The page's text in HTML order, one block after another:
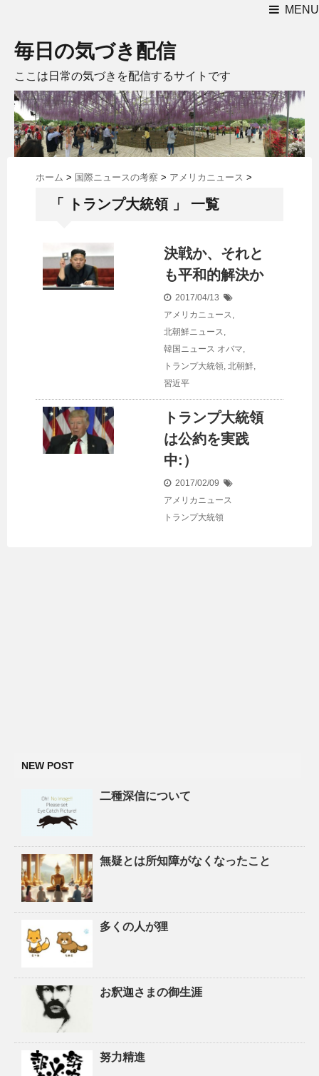
MENU
毎日の気づき配信
ここは日常の気づきを配信するサイトです
ホーム > 国際ニュースの考察 > アメリカニュース >
「 トランプ大統領 」 一覧
決戦か、それと
も平和的解決か
2017/04/13
アメリカニュース
北朝鮮ニュース
韓国ニュース オバマ
トランプ大統領 北朝鮮
習近平
トランプ大統領
は公約を実践
中:）
2017/02/09
アメリカニュース
トランプ大統領
NEW POST
二種深信について
無疑とは所知障がなくなったこと
多くの人が狸
お釈迦さまの御生涯
努力精進